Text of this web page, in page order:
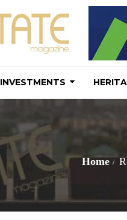
INVESTMENTS
Home